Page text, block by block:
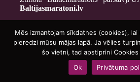
Baltijasmaratoni.lv
Kontakti
Par mums
Brīvprātīgajiem
Privātuma politika
Copyright © 2026 -
Mēs izmantojam sīkdatnes (cookies),
pieredzi mūsu mājas lapā. Ja vēlies
šo vietni, tad apstiprini Cookies
Ok
Privātuma